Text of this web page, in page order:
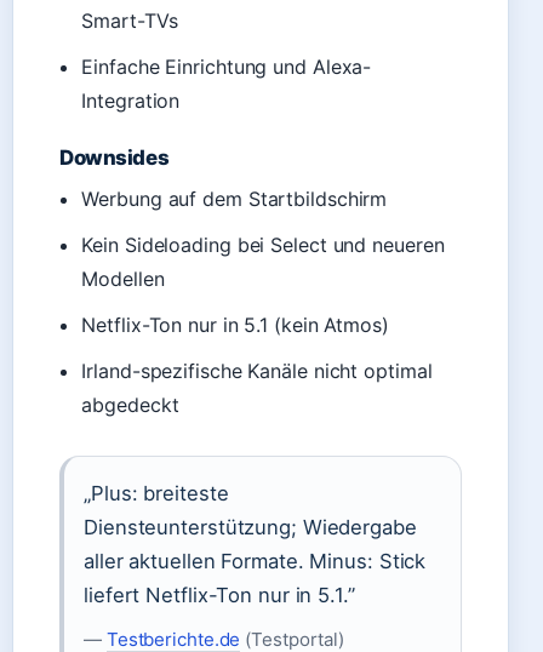
Smart-TVs
Einfache Einrichtung und Alexa-
Integration
Downsides
Werbung auf dem Startbildschirm
Kein Sideloading bei Select und neueren
Modellen
Netflix-Ton nur in 5.1 (kein Atmos)
Irland-spezifische Kanäle nicht optimal
abgedeckt
„Plus: breiteste
Diensteunterstützung; Wiedergabe
aller aktuellen Formate. Minus: Stick
liefert Netflix-Ton nur in 5.1.”
— Testberichte.de (Testportal)